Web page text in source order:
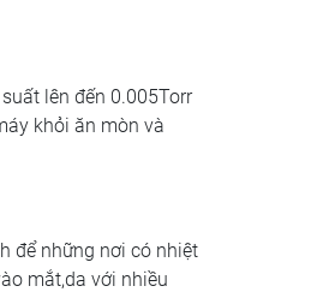
lên đến 0.005Torr
khỏi ăn mòn và
để những nơi có nhiệt
mắt,da với nhiều